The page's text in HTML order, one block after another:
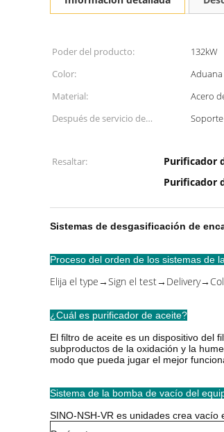
Poder del producto: 132kW
Color:
Aduana
Material:
Acero
Después de servicio de
Resaltar:
Purificador
Purificador
Sistemas de desgasificación de
Proceso del orden de los sistemas de
Elija el type→Sign el
¿Cuál es purificador de aceite?
El filtro de aceite es un dispositivo del
subproductos de la oxidación y la
modo que pueda jugar el mejor
Sistema de la bomba de vacío del
SINO-NSH-VR es unidades crea